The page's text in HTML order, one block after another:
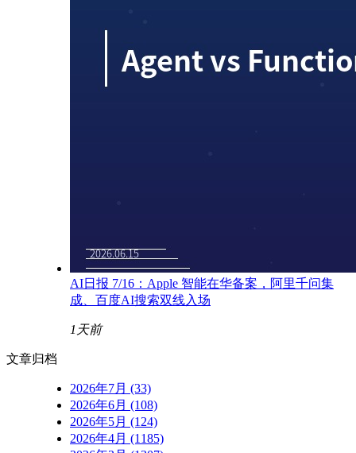
AI日报 7/16：Apple 智能在华备案，阿里千问集
成、百度AI搜索双线入场
1天前
文章归档
2026年7月 (33)
2026年6月 (108)
2026年5月 (124)
2026年4月 (1185)